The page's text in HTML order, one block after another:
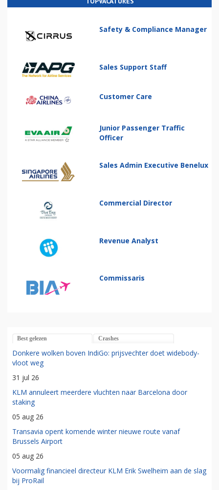
Safety & Compliance Manager
Sales Support Staff
Customer Care
Junior Passenger Traffic
Officer
Sales Admin Executive Benelux
Commercial Director
Revenue Analyst
Commissaris
Best gelezen Crashes
Donkere wolken boven IndiGo: prijsvechter doet widebody-
vloot weg
31 jul 26
KLM annuleert meerdere vluchten naar Barcelona door
staking
05 aug 26
Transavia opent komende winter nieuwe route vanaf
Brussels Airport
05 aug 26
Voormalig financieel directeur KLM Erik Swelheim aan de slag
bij ProRail